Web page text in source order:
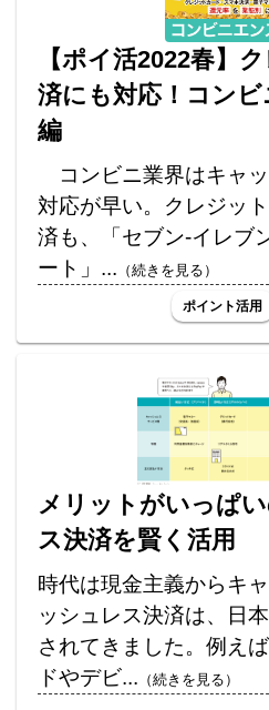
【ポイ活2022春】
済にも対応！コン
編
コンビニ業界はキャ
対応が早い。クレジッ
済も、「セブン-イレブ
ート」... （続きを見る）
ポイント活用
メリットがいっぱ
ス決済を賢く活用
時代は現金主義からキ
ッシュレス決済は、日
されてきました。例え
ドやデビ... （続きを見る）